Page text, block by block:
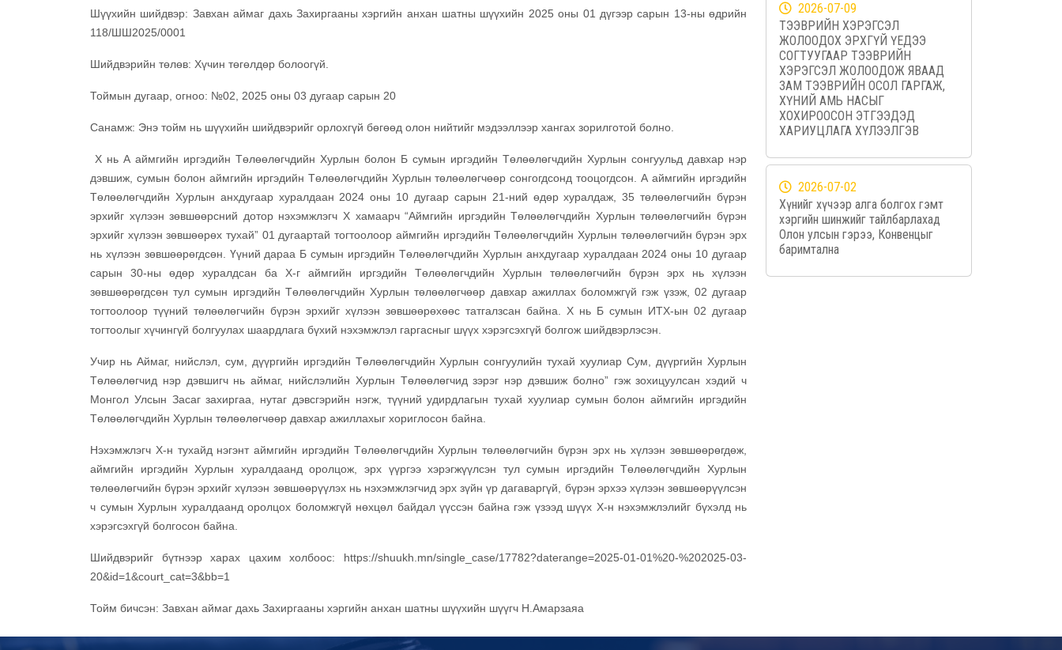
Шүүхийн шийдвэр: Завхан аймаг дахь Захиргааны хэргийн анхан шатны шүүхийн 2025 оны 01 дүгээр сарын 13-ны өдрийн
118/ШШ2025/0001
Шийдвэрийн төлөв: Хүчин төгөлдөр болоогүй.
Тоймын дугаар, огноо: №02, 2025 оны 03 дугаар сарын 20
Санамж: Энэ тойм нь шүүхийн шийдвэрийг орлохгүй бөгөөд олон нийтийг мэдээллээр хангах зорилготой болно.
Х нь А аймгийн иргэдийн Төлөөлөгчдийн Хурлын болон Б сумын иргэдийн Төлөөлөгчдийн Хурлын сонгуульд давхар нэр
дэвшиж, сумын болон аймгийн иргэдийн Төлөөлөгчдийн Хурлын төлөөлөгчөөр сонгогдсонд тооцогдсон. А аймгийн иргэдийн
Төлөөлөгчдийн Хурлын анхдугаар хуралдаан 2024 оны 10 дугаар сарын 21-ний өдөр хуралдаж, 35 төлөөлөгчийн бүрэн
эрхийг хүлээн зөвшөөрсний дотор нэхэмжлэгч Х хамаарч “Аймгийн иргэдийн Төлөөлөгчдийн Хурлын төлөөлөгчийн бүрэн
эрхийг хүлээн зөвшөөрөх тухай” 01 дугаартай тогтоолоор аймгийн иргэдийн Төлөөлөгчдийн Хурлын төлөөлөгчийн бүрэн эрх
нь хүлээн зөвшөөрөгдсөн. Үүний дараа Б сумын иргэдийн Төлөөлөгчдийн Хурлын анхдугаар хуралдаан 2024 оны 10 дугаар
сарын 30-ны өдөр хуралдсан ба Х-г аймгийн иргэдийн Төлөөлөгчдийн Хурлын төлөөлөгчийн бүрэн эрх нь хүлээн
зөвшөөрөгдсөн тул сумын иргэдийн Төлөөлөгчдийн Хурлын төлөөлөгчөөр давхар ажиллах боломжгүй гэж үзэж, 02 дугаар
тогтоолоор түүний төлөөлөгчийн бүрэн эрхийг хүлээн зөвшөөрөхөөс татгалзсан байна. Х нь Б сумын ИТХ-ын 02 дугаар
тогтоолыг хүчингүй болгуулах шаардлага бүхий нэхэмжлэл гаргасныг шүүх хэрэгсэхгүй болгож шийдвэрлэсэн.
Учир нь Аймаг, нийслэл, сум, дүүргийн иргэдийн Төлөөлөгчдийн Хурлын сонгуулийн тухай хуулиар Сум, дүүргийн Хурлын
Төлөөлөгчид нэр дэвшигч нь аймаг, нийслэлийн Хурлын Төлөөлөгчид зэрэг нэр дэвшиж болно” гэж зохицуулсан хэдий ч
Монгол Улсын Засаг захиргаа, нутаг дэвсгэрийн нэгж, түүний удирдлагын тухай хуулиар сумын болон аймгийн иргэдийн
Төлөөлөгчдийн Хурлын төлөөлөгчөөр давхар ажиллахыг хориглосон байна.
Нэхэмжлэгч Х-н тухайд нэгэнт аймгийн иргэдийн Төлөөлөгчдийн Хурлын төлөөлөгчийн бүрэн эрх нь хүлээн зөвшөөрөгдөж,
аймгийн иргэдийн Хурлын хуралдаанд оролцож, эрх үүргээ хэрэгжүүлсэн тул сумын иргэдийн Төлөөлөгчдийн Хурлын
төлөөлөгчийн бүрэн эрхийг хүлээн зөвшөөрүүлэх нь нэхэмжлэгчид эрх зүйн үр дагаваргүй, бүрэн эрхээ хүлээн зөвшөөрүүлсэн
ч сумын Хурлын хуралдаанд оролцох боломжгүй нөхцөл байдал үүссэн байна гэж үзээд шүүх Х-н нэхэмжлэлийг бүхэлд нь
хэрэгсэхгүй болгосон байна.
Шийдвэрийг бүтнээр харах цахим холбоос: https://shuukh.mn/single_case/17782?daterange=2025-01-01%20-%202025-03-
20&id=1&court_cat=3&bb=1
Тойм бичсэн: Завхан аймаг дахь Захиргааны хэргийн анхан шатны шүүхийн шүүгч Н.Амарзаяа
2026-07-09
ТЭЭВРИЙН ХЭРЭГСЭЛ
ЖОЛООДОХ ЭРХГҮЙ ҮЕДЭЭ
СОГТУУГААР ТЭЭВРИЙН
ХЭРЭГСЭЛ ЖОЛООДОЖ ЯВААД
ЗАМ ТЭЭВРИЙН ОСОЛ ГАРГАЖ,
ХҮНИЙ АМЬ НАСЫГ
ХОХИРООСОН ЭТГЭЭДЭД
ХАРИУЦЛАГА ХҮЛЭЭЛГЭВ
2026-07-02
Хүнийг хүчээр алга болгох гэмт
хэргийн шинжийг тайлбарлахад
Олон улсын гэрээ, Конвенцыг
баримтална